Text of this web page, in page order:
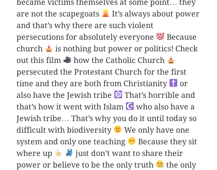
became victims themselves at some point… they
are not the scapegoats
It’s always about power
and that’s why there are such violent
persecutions for absolutely everyone
Because
church
is nothing but power or politics! Check
out this film
how the Catholic Church
persecuted the Protestant Church for the first
time and they are both from Christianity
or
also have the Jewish tribe
That’s horrible and
that’s how it went with Islam
who also have a
Jewish tribe… That’s why you do it until today so
difficult with biodiversity
We only have one
system and only one teaching
Because they sit
where up
just don’t want to share their
power or believe to be the only truth
the only